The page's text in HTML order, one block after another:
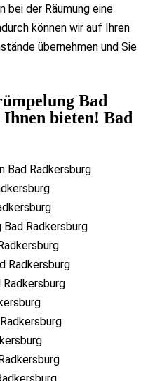
bei der Räumung eine
können wir auf Ihren
übernehmen und Sie
Bad
bieten! Bad
Bad Radkersburg
Bad Radkersburg
Radkersburg